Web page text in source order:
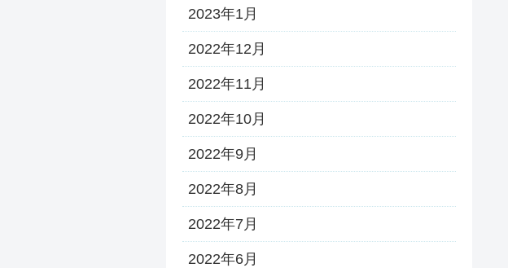
2023年1月
2022年12月
2022年11月
2022年10月
2022年9月
2022年8月
2022年7月
2022年6月